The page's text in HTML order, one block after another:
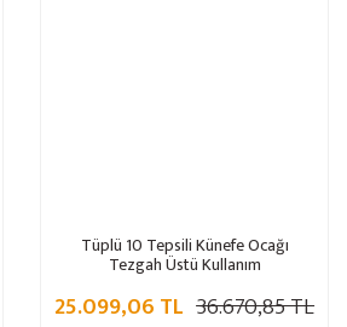
Tüplü 10 Tepsili Künefe Ocağı
Tezgah Üstü Kullanım
25.099,06 TL 36.670,85 TL